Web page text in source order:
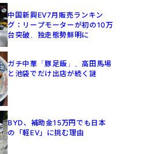
中国新興EV7月販売ランキン
グ：リープモーターが初の10万
台突破、独走態勢鮮明に
ガチ中華「豚足飯」、高田馬場
と池袋でだけ出店が続く謎
BYD、補助金15万円でも日本
の「軽EV」に挑む理由